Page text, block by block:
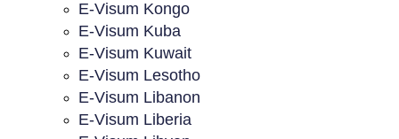
E-Visum Kongo
E-Visum Kuba
E-Visum Kuwait
E-Visum Lesotho
E-Visum Libanon
E-Visum Liberia